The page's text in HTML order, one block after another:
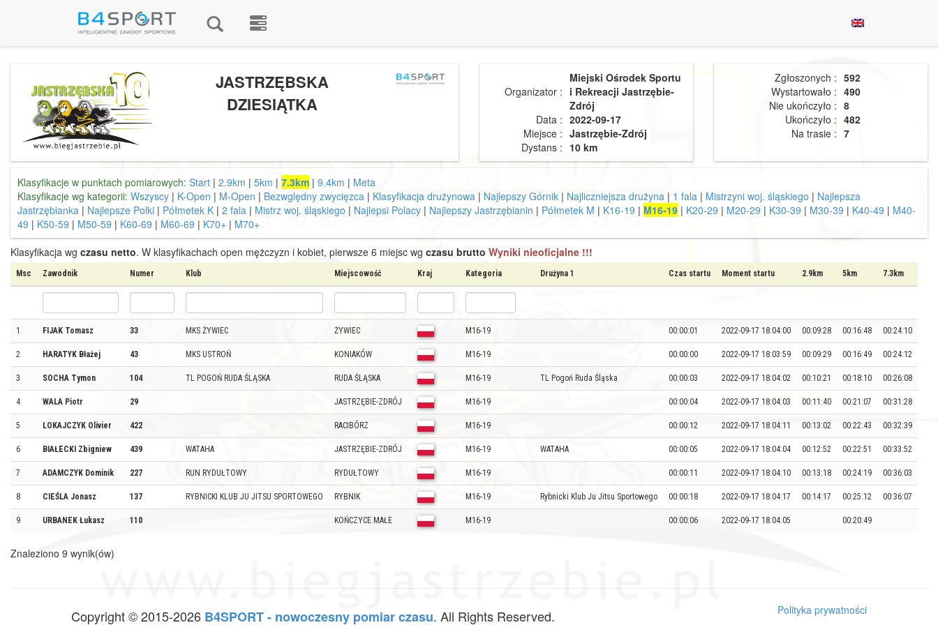
JASTRZĘBSKA
DZIESIĄTKA
Organizator :
Miejski Ośrodek Sportu
i Rekreacji Jastrzębie-
Zdrój
Data : 2022-09-17
Miejsce : Jastrzębie-Zdrój
Dystans : 10 km
Zgłoszonych : 592
Wystartowało : 490
Nie ukończyło : 8
Ukończyło : 482
Na trasie : 7
Klasyfikacje w punktach pomiarowych: Start | 2.9km | 5km | 7.3km | 9.4km | Meta
Klasyfikacje wg kategorii: Wszyscy | K-Open | M-Open | Bezwględny zwycięzca | Klasyfikacja drużynowa | Najlepszy Górnik | Najliczniejsza drużyna | 1 fala | Mistrzyni woj. śląskiego | Najlepsza
Jastrzębianka | Najlepsze Polki | Półmetek K | 2 fala | Mistrz woj. śląskiego | Najlepsi Polacy | Najlepszy Jastrzębianin | Półmetek M | K16-19 | M16-19 | K20-29 | M20-29 | K30-39 | M30-39 | K40-49 | M40-
49 | K50-59 | M50-59 | K60-69 | M60-69 | K70+ | M70+
Klasyfikacja wg czasu netto. W klasyfikachach open mężczyzn i kobiet, pierwsze 6 miejsc wg czasu brutto Wyniki nieoficjalne !!!
Msc Zawodnik Numer Klub Miejscowość Kraj Kategoria Drużyna 1 Czas startu Moment startu 2.9km 5km 7.3km
1 FIJAK Tomasz 33 MKS ŻYWIEC ŻYWIEC M16-19 00:00:01 2022-09-17 18:04:00 00:09:28 00:16:48 00:24:10
2 HARATYK Błażej 43 MKS USTROŃ KONIAKÓW M16-19 00:00:00 2022-09-17 18:03:59 00:09:29 00:16:49 00:24:12
3 SOCHA Tymon 104 TL POGOŃ RUDA ŚLĄSKA RUDA ŚLĄSKA M16-19 TL Pogoń Ruda Śląska 00:00:03 2022-09-17 18:04:02 00:10:21 00:18:10 00:26:08
4 WALA Piotr 29 JASTRZĘBIE-ZDRÓJ M16-19 00:00:04 2022-09-17 18:04:03 00:11:40 00:21:07 00:31:28
5 LOKAJCZYK Olivier 422 RACIBÓRZ M16-19 00:00:12 2022-09-17 18:04:11 00:13:02 00:22:43 00:32:39
6 BIAŁECKI Zbigniew 439 WATAHA JASTRZĘBIE-ZDRÓJ M16-19 WATAHA 00:00:05 2022-09-17 18:04:04 00:12:52 00:22:51 00:33:52
7 ADAMCZYK Dominik 227 RUN RYDUŁTOWY RYDUŁTOWY M16-19 00:00:11 2022-09-17 18:04:10 00:13:18 00:24:19 00:36:03
8 CIEŚLA Jonasz 137 RYBNICKI KLUB JU JITSU SPORTOWEGO RYBNIK M16-19 Rybnicki Klub Ju Jitsu Sportowego 00:00:18 2022-09-17 18:04:17 00:14:17 00:25:12 00:36:07
9 URBANEK Łukasz 110 KOŃCZYCE MAŁE M16-19 00:00:06 2022-09-17 18:04:05 00:20:49
Znaleziono 9 wynik(ów)
Copyright © 2015-2026 B4SPORT - nowoczesny pomiar czasu. All Rights Reserved. Polityka prywatności